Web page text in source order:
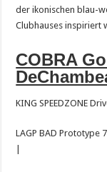
der ikonischen blau-
Clubhauses inspiriert
COBRA
KING SPEEDZONE
LAGP BAD Prototype